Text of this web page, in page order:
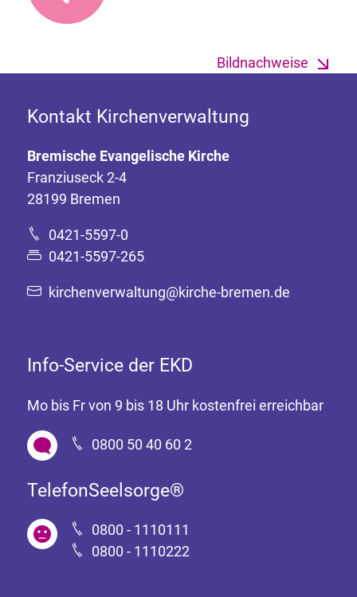
Bildnachweise
Kontakt Kirchenverwaltung
Bremische Evangelische Kirche
Franziuseck 2-4
28199 Bremen
0421-5597-0
0421-5597-265
kirchenverwaltung@kirche-bremen.de
Info-Service der EKD
Mo bis Fr von 9 bis 18 Uhr kostenfrei erreichbar
0800 50 40 60 2
TelefonSeelsorge®
0800 - 1110111
0800 - 1110222